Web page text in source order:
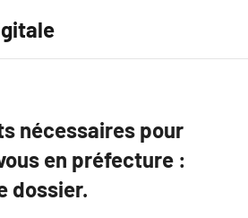
nécessaires pour
en préfecture :
dossier.